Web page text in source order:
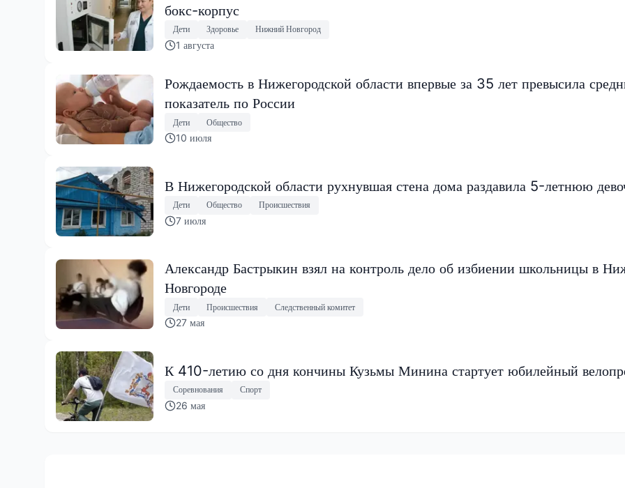
бокс-корпус
Дети Здоровье Нижний Новгород
1 августа
Рождаемость в Нижегородской области впервые за 35 лет превысила
показатель по России
Дети Общество
10 июля
В Нижегородской области рухнувшая стена дома раздавила 5-летнюю
Дети Общество Происшествия
7 июля
Александр Бастрыкин взял на контроль дело об избиении школьницы в
Новгороде
Дети Происшествия Следственный комитет
27 мая
К 410-летию со дня кончины Кузьмы Минина стартует юбилейный
Соревнования Спорт
26 мая